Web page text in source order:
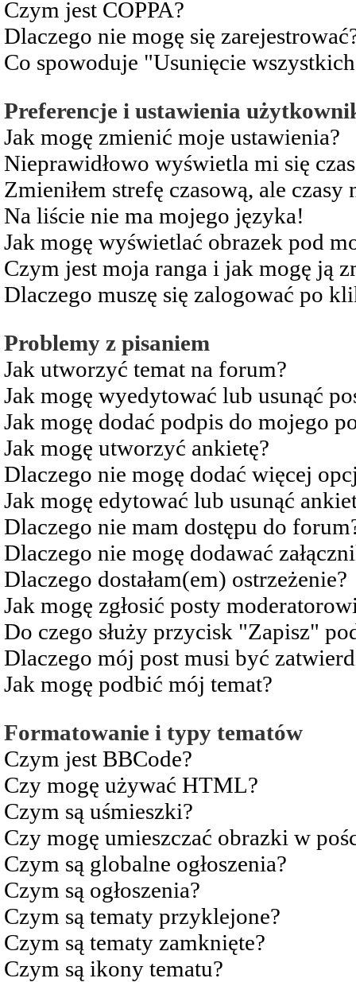
Czym jest COPPA?
Dlaczego nie mogę się
Co spowoduje "Usunięcie
Preferencje i ustawienia
Jak mogę zmienić moje ustawienia?
Nieprawidłowo wyświetla mi się
Zmieniłem strefę czasową, ale czasy
Na liście nie ma mojego języka!
Jak mogę wyświetlać obrazek pod
Czym jest moja ranga i jak mogę ją
Dlaczego muszę się zalogować po
Problemy z pisaniem
Jak utworzyć temat na forum?
Jak mogę wyedytować lub usunąć
Jak mogę dodać podpis do mojego
Jak mogę utworzyć ankietę?
Dlaczego nie mogę dodać więcej
Jak mogę edytować lub usunąć
Dlaczego nie mam dostępu do
Dlaczego nie mogę dodawać
Dlaczego dostałam(em) ostrzeżenie?
Jak mogę zgłosić posty
Do czego służy przycisk "Zapisz"
Dlaczego mój post musi być
Jak mogę podbić mój temat?
Formatowanie i typy tematów
Czym jest BBCode?
Czy mogę używać HTML?
Czym są uśmieszki?
Czy mogę umieszczać obrazki w
Czym są globalne ogłoszenia?
Czym są ogłoszenia?
Czym są tematy przyklejone?
Czym są tematy zamknięte?
Czym są ikony tematu?